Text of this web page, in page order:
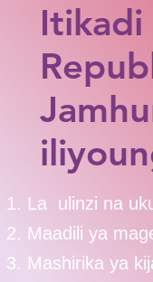
La ulinzi na
Maadili ya
Mashirika ya